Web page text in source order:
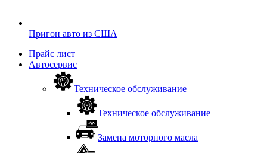
Пригон авто из США
Прайс лист
Автосервис
Техническое обслуживание
Техническое обслуживание
Замена моторного масла